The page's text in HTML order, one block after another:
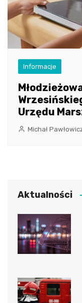
Informacje
Urzędu
Michał
Aktualności